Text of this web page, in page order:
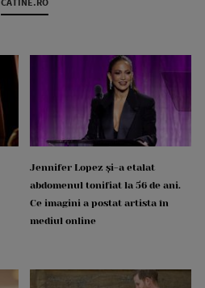
Jennifer Lopez și-a etalat
abdomenul tonifiat la 56 de ani.
Ce imagini a postat artista în
mediul online